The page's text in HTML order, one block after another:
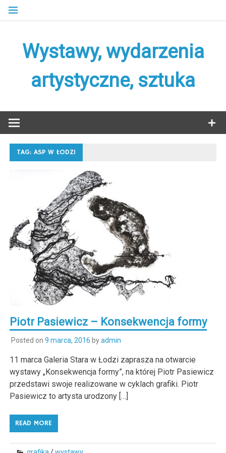
Skip
Wystawy, wydarzenia
artystyczne, sztuka
TAG:ASP W ŁODZI
Piotr Pasiewicz – Konsekwencja formy
Posted on 9 marca, 2016 byadmin
11 marca Galeria Stara w Łodzi zaprasza na otwarcie
wystawy „Konsekwencja formy”, na której Piotr Pasiewicz
przedstawi swoje realizowane w cyklach grafiki. Piotr
Pasiewicz to artysta urodzony […]
READ MORE